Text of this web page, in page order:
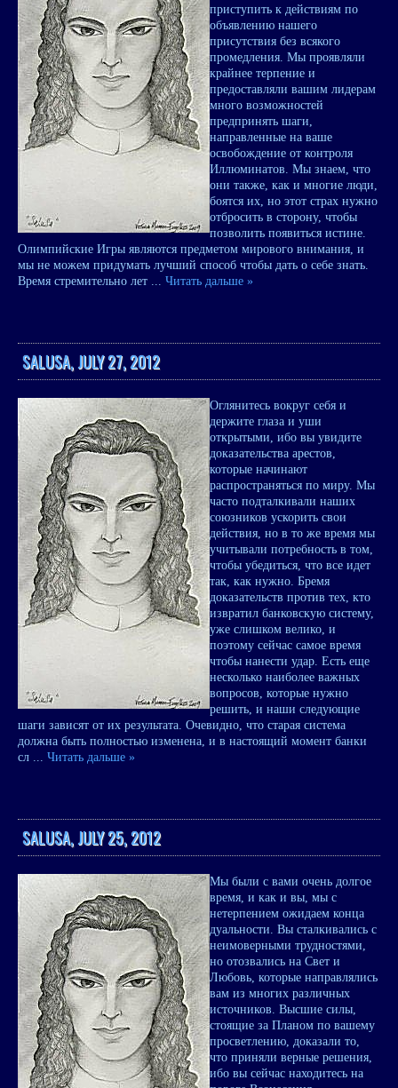
приступить к действиям по
объявлению нашего
присутствия без всякого
промедления. Мы проявляли
крайнее терпение и
предоставляли вашим лидерам
много возможностей
предпринять шаги,
направленные на ваше
освобождение от контроля
Иллюминатов. Мы знаем, что
они также, как и многие люди,
боятся их, но этот страх нужно
отбросить в сторону, чтобы
позволить появиться истине.
Олимпийские Игры являются предметом мирового внимания, и
мы не можем придумать лучший способ чтобы дать о себе знать.
Время стремительно лет ... Читать дальше »
SALUSA, JULY 27, 2012
Оглянитесь вокруг себя и
держите глаза и уши
открытыми, ибо вы увидите
доказательства арестов,
которые начинают
распространяться по миру. Мы
часто подталкивали наших
союзников ускорить свои
действия, но в то же время мы
учитывали потребность в том,
чтобы убедиться, что все идет
так, как нужно. Бремя
доказательств против тех, кто
извратил банковскую систему,
уже слишком велико, и
поэтому сейчас самое время
чтобы нанести удар. Есть еще
несколько наиболее важных
вопросов, которые нужно
решить, и наши следующие
шаги зависят от их результата. Очевидно, что старая система
должна быть полностью изменена, и в настоящий момент банки
сл ... Читать дальше »
SALUSA, JULY 25, 2012
Мы были с вами очень долгое
время, и как и вы, мы с
нетерпением ожидаем конца
дуальности. Вы сталкивались с
неимоверными трудностями,
но отозвались на Свет и
Любовь, которые направлялись
вам из многих различных
источников. Высшие силы,
стоящие за Планом по вашему
просветлению, доказали то,
что приняли верные решения,
ибо вы сейчас находитесь на